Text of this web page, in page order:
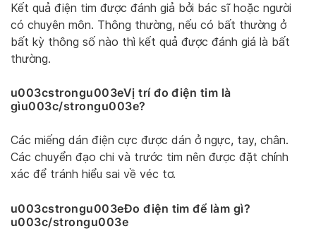
Kết quả điện tim được đánh giả bởi bác sĩ hoặc người
có chuyên môn. Thông thường, nếu có bất thường ở
bất kỳ thông số nào thì kết quả được đánh giá là bất
thường.
u003cstrongu003eVị trí đo điện tim là
gìu003c/strongu003e?
Các miếng dán điện cực được dán ở ngực, tay, chân.
Các chuyển đạo chi và trước tim nên được đặt chính
xác để tránh hiểu sai về véc tơ.
u003cstrongu003eĐo điện tim để làm gì?
u003c/strongu003e